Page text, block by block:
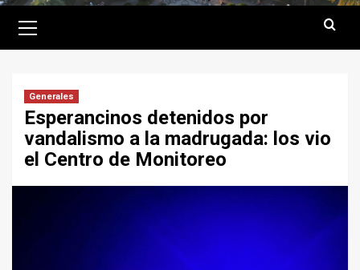
primario
Generales
Esperancinos detenidos por
vandalismo a la madrugada: los vio
el Centro de Monitoreo